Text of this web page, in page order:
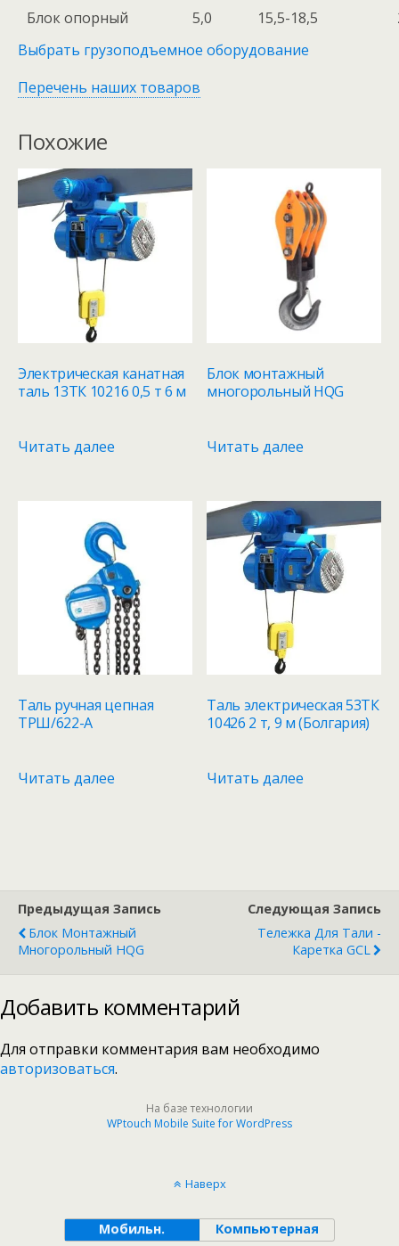
Блок опорный 5,0 15,5-18,5
Выбрать грузоподъемное оборудование
Перечень наших товаров
Похожие
Электрическая канатная
таль 13ТК 10216 0,5 т 6 м
Читать далее
Блок монтажный
многорольный HQG
Читать далее
Таль ручная цепная
ТРШ/622-А
Читать далее
Таль электрическая 53ТК
10426 2 т, 9 м (Болгария)
Читать далее
Предыдущая Запись
Блок Монтажный
Многорольный HQG
Следующая Запись
Тележка Для Тали -
Каретка GCL
Добавить комментарий
Для отправки комментария вам необходимо
авторизоваться.
На базе технологии
WPtouch Mobile Suite for WordPress
Наверх
Мобильн. Компьютерная